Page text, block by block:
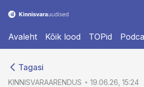
Avaleht Kõik lood TOPid
Tagasi
KINNISVARAARENDUS 19.06.26, 15:24